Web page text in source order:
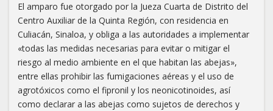
El amparo fue otorgado por la Jueza Cuarta de Distrito del
Centro Auxiliar de la Quinta Región, con residencia en
Culiacán, Sinaloa, y obliga a las autoridades a implementar
«todas las medidas necesarias para evitar o mitigar el
riesgo al medio ambiente en el que habitan las abejas»,
entre ellas prohibir las fumigaciones aéreas y el uso de
agrotóxicos como el fipronil y los neonicotinoides, así
como declarar a las abejas como sujetos de derechos y